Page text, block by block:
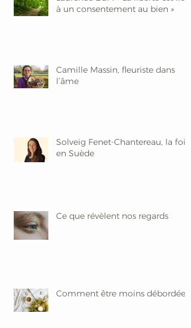
à un consentement au bien »
Camille Massin, fleuriste dans
l’âme
Solveig Fenet-Chantereau, la foi
en Suède
Ce que révèlent nos regards
Comment être moins débordée ?